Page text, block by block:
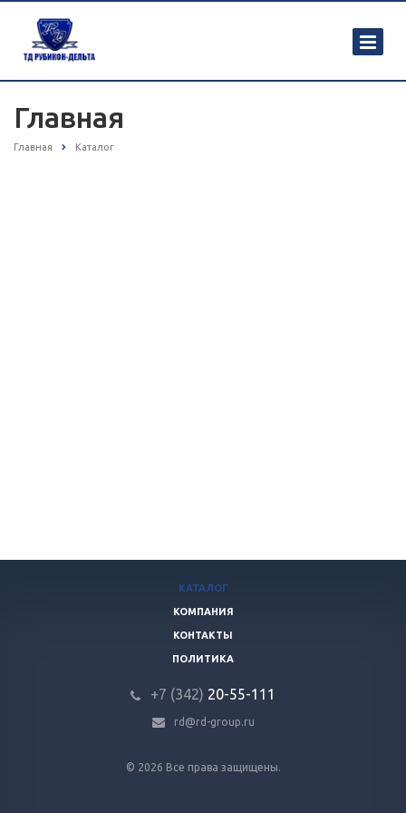
Главная
Главная Каталог
© 2026 Все права защищены.
КАТАЛОГ
КОМПАНИЯ
КОНТАКТЫ
ПОЛИТИКА
+7 (342) 20-55-111
rd@rd-group.ru